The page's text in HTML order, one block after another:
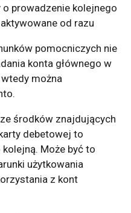
prowadzenie kolejnego
od razu
pomocniczych nie
konta głównego w
można
środków znajdujących
debetowej to
Może być to
użytkowania
z kont